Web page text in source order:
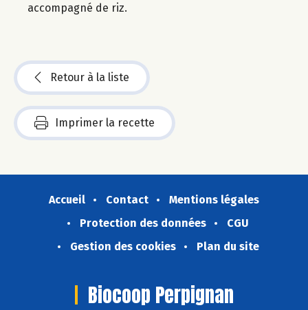
accompagné de riz.
Retour à la liste
Imprimer la recette
Accueil Contact
Mentions légales
Protection des données
CGU
Gestion des cookies
Plan du site
Biocoop Perpignan